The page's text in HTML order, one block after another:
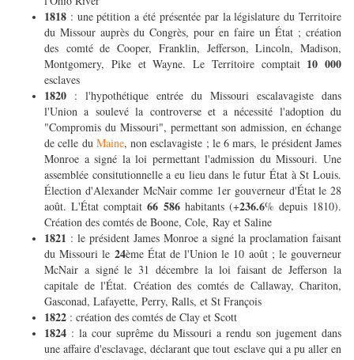
1818 : une pétition a été présentée par la législature du Territoire
du Missour auprès du Congrès, pour en faire un État ; création
des comté de Cooper, Franklin, Jefferson, Lincoln, Madison,
Montgomery, Pike et Wayne. Le Territoire comptait 10 000
esclaves
1820 : l'hypothétique entrée du Missouri escalavagiste dans
l'Union a soulevé la controverse et a nécessité l'adoption du
"Compromis du Missouri", permettant son admission, en échange
de celle du Maine, non esclavagiste ; le 6 mars, le président James
Monroe a signé la loi permettant l'admission du Missouri. Une
assemblée consitutionnelle a eu lieu dans le futur État à St Louis.
Élection d'Alexander McNair comme 1er gouverneur d'État le 28
août. L'État comptait66 586 habitants (+236.6% depuis 1810).
Création des comtés de Boone, Cole, Ray et Saline
1821 : le président James Monroe a signé la proclamation faisant
du Missouri le 24ème État de l'Union le 10 août ; le gouverneur
McNair a signé le 31 décembre la loi faisant de Jefferson la
capitale de l'État. Création des comtés de Callaway, Chariton,
Gasconad, Lafayette, Perry, Ralls, et St François
1822 : création des comtés de Clay et Scott
1824 : la cour suprême du Missouri a rendu son jugement dans
une affaire d'esclavage, déclarant que tout esclave qui a pu aller en